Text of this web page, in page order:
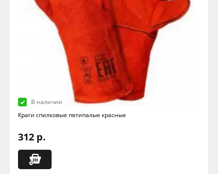
В наличии
Краги спилковые пятипалые красные
312 р.